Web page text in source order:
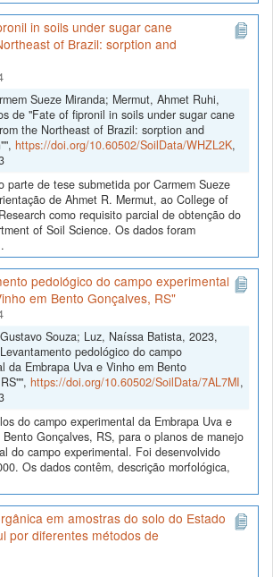
in soils under sugar cane
of Brazil: sorption and
Sueze Miranda; Mermut, Ahmet Ruhi,
de "Fate of fipronil in soils under sugar cane
the Northeast of Brazil: sorption and
https://doi.org/10.60502/SoilData/WHZL2K,
parte de tese submetida por Carmem Sueze
de Ahmet R. Mermut, ao College of
como requisito parcial de obtenção do
of Soil Science. Os dados foram
pedológico do campo experimental
em Bento Gonçalves, RS"
Souza; Luz, Naíssa Batista, 2023,
pedológico do campo
da Embrapa Uva e Vinho em Bento
https://doi.org/10.60502/SoilData/7AL7MI,
do campo experimental da Embrapa Uva e
Gonçalves, RS, para o planos de manejo
do campo experimental. Foi desenvolvido
Os dados contêm, descrição morfológica,
em amostras do solo do Estado
por diferentes métodos de